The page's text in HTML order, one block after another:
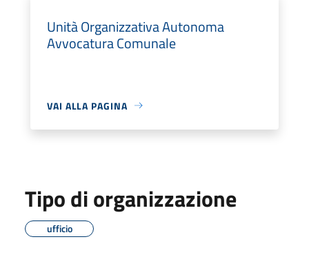
Unità Organizzativa Autonoma
Avvocatura Comunale
VAI ALLA PAGINA
Tipo di organizzazione
ufficio